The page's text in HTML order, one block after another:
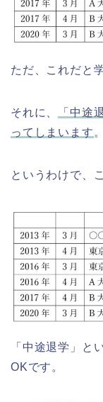
ただ、これだと
それに、
「中途
ってしまいます 。
というわけで、
「中途退学」と
OKです。